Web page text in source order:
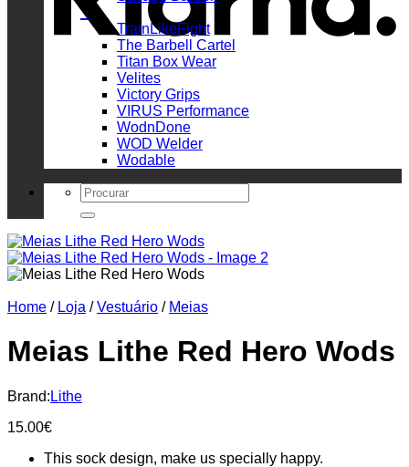
_
TrainLikeFight
The Barbell Cartel
Titan Box Wear
Velites
Victory Grips
VIRUS Performance
WodnDone
WOD Welder
Wodable
Search
for:
Home / Loja / Vestuário / Meias
Meias Lithe Red Hero Wods
Brand: Lithe
15.00€
This sock design, make us specially happy.